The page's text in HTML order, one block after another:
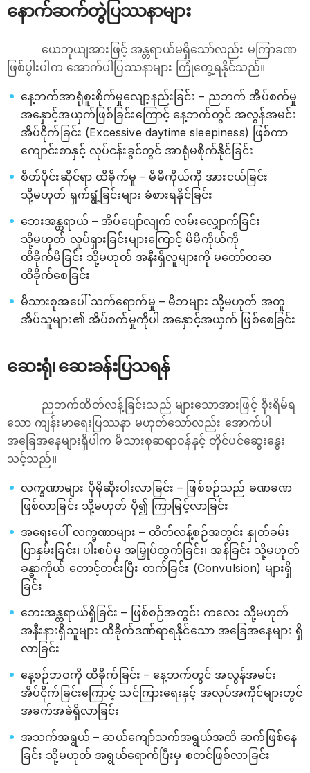
နောက်ဆက်တွဲပြဿနာများ
ယေဘုယျအားဖြင့် အန္တရာယ်မရှိသော်လည်း မကြာခဏ
ဖြစ်ပွါးပါက အောက်ပါပြဿနာများ ကြုံတွေ့ရနိုင်သည်။
နေ့ဘက်အာရုံစူးစိုက်မှုလျော့နည်းခြင်း – ညဘက် အိပ်စက်မှု
အနှောင့်အယှက်ဖြစ်ခြင်းကြောင့် နေ့ဘက်တွင် အလွန်အမင်း
အိပ်ငိုက်ခြင်း (Excessive daytime sleepiness) ဖြစ်ကာ
ကျောင်းစာနှင့် လုပ်ငန်းခွင်တွင် အာရုံမစိုက်နိုင်ခြင်း
စိတ်ပိုင်းဆိုင်ရာ ထိခိုက်မှု – မိမိကိုယ်ကို အားငယ်ခြင်း
သို့မဟုတ် ရှက်ရွံ့ခြင်းများ ခံစားရနိုင်ခြင်း
ဘေးအန္တရာယ် – အိပ်ပျော်လျက် လမ်းလျှောက်ခြင်း
သို့မဟုတ် လှုပ်ရှားခြင်းများကြောင့် မိမိကိုယ်ကို
ထိခိုက်မိခြင်း သို့မဟုတ် အနီးရှိလူများကို မတော်တဆ
ထိခိုက်စေခြင်း
မိသားစုအပေါ် သက်ရောက်မှု – မိဘများ သို့မဟုတ် အတူ
အိပ်သူများ၏ အိပ်စက်မှုကိုပါ အနှောင့်အယှက် ဖြစ်စေခြင်း
ဆေးရုံ၊ ဆေးခန်းပြသရန်
ညဘက်ထိတ်လန့်ခြင်းသည် များသောအားဖြင့် စိုးရိမ်ရ
သော ကျန်းမာရေးပြဿနာ မဟုတ်သော်လည်း အောက်ပါ
အခြေအနေများရှိပါက မိသားစုဆရာဝန်နှင့် တိုင်ပင်ဆွေးနွေး
သင့်သည်။
လက္ခဏာများ ပိုမိုဆိုးဝါးလာခြင်း – ဖြစ်စဉ်သည် ခဏခဏ
ဖြစ်လာခြင်း သို့မဟုတ် ပို၍ ကြာမြင့်လာခြင်း
အရေးပေါ် လက္ခဏာများ – ထိတ်လန့်စဉ်အတွင်း နှုတ်ခမ်း
ပြာနှမ်းခြင်း၊ ပါးစပ်မှ အမြှုပ်ထွက်ခြင်း၊ အန်ခြင်း သို့မဟုတ်
ခန္ဓာကိုယ် တောင့်တင်းပြီး တက်ခြင်း (Convulsion) များရှိ
ခြင်း
ဘေးအန္တရာယ်ရှိခြင်း – ဖြစ်စဉ်အတွင်း ကလေး သို့မဟုတ်
အနီးနားရှိသူများ ထိခိုက်ဒဏ်ရာရနိုင်သော အခြေအနေများ ရှိ
လာခြင်း
နေ့စဉ်ဘဝကို ထိခိုက်ခြင်း – နေ့ဘက်တွင် အလွန်အမင်း
အိပ်ငိုက်ခြင်းကြောင့် သင်ကြားရေးနှင့် အလုပ်အကိုင်များတွင်
အခက်အခဲရှိလာခြင်း
အသက်အရွယ် – ဆယ်ကျော်သက်အရွယ်အထိ ဆက်ဖြစ်နေ
ခြင်း သို့မဟုတ် အရွယ်ရောက်ပြီးမှ စတင်ဖြစ်လာခြင်း